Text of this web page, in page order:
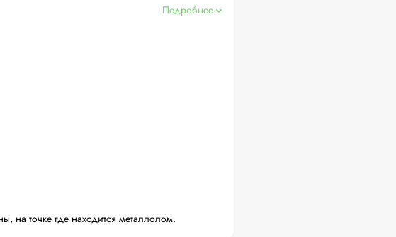
Подробнее
на точке где находится металлолом.